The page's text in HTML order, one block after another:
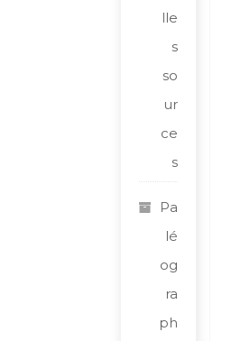
lle
s
so
ur
ce
s
Pa
lé
og
ra
ph